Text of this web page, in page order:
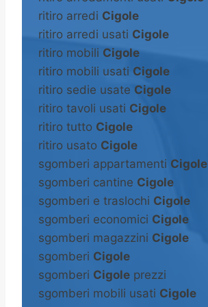
ritiro arredi Cigole
ritiro arredi usati Cigole
ritiro mobili Cigole
ritiro mobili usati Cigole
ritiro sedie usate Cigole
ritiro tavoli usati Cigole
ritiro tutto Cigole
ritiro usato Cigole
sgomberi appartamenti Cigole
sgomberi cantine Cigole
sgomberi e traslochi Cigole
sgomberi economici Cigole
sgomberi magazzini Cigole
sgomberi Cigole
sgomberi Cigole prezzi
sgomberi mobili usati Cigole